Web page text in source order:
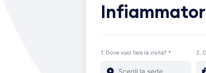
1. Dove vuoi fare la visita? * 2.